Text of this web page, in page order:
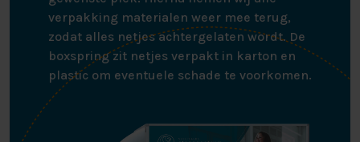
verpakking materialen weer mee terug,
zodat alles netjes achtergelaten wordt. De
boxspring zit netjes verpakt in karton en
plastic om eventuele schade te voorkomen.